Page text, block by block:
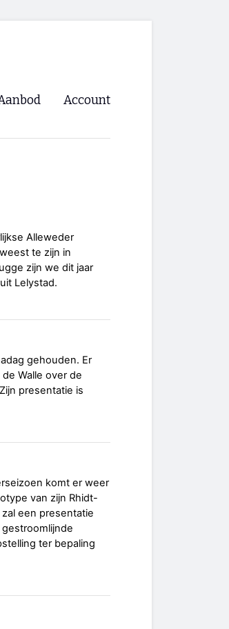
Account
Alleweder
te zijn in
zijn we dit jaar
Lelystad.
gehouden. Er
Walle over de
presentatie is
komt er weer
van zijn Rhidt-
een presentatie
ter bepaling